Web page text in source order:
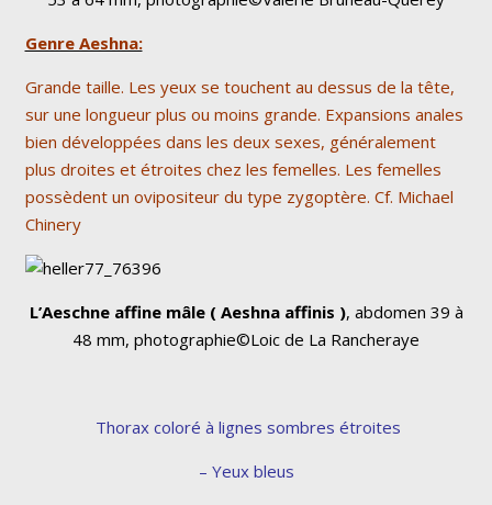
Genre Aeshna:
Grande taille. Les yeux se touchent au dessus de la tête,
sur une longueur plus ou moins grande. Expansions anales
bien développées dans les deux sexes, généralement
plus droites et étroites chez les femelles. Les femelles
possèdent un ovipositeur du type zygoptère. Cf. Michael
Chinery
L’Aeschne affine mâle ( Aeshna affinis ), abdomen 39 à
48 mm, photographie©Loic de La Rancheraye
Thorax coloré à lignes sombres étroites
– Yeux bleus